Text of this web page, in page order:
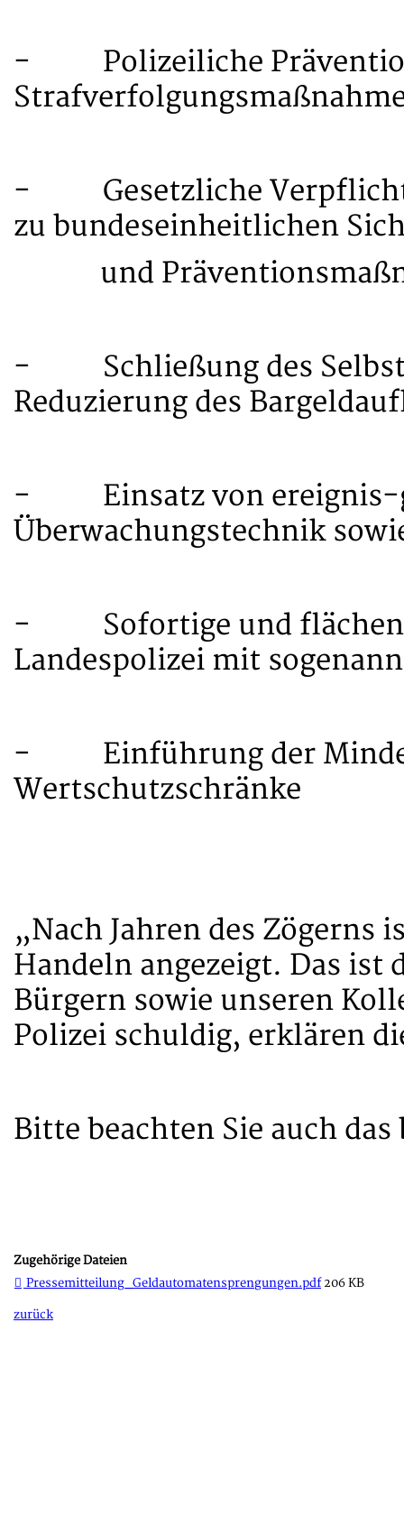
- Polizeiliche
- Gesetzliche
zu bundeseinheitlichen
und
- Schließung des
Reduzierung des
- Einsatz von ereignis-
Überwachungstechnik
- Sofortige und
Landespolizei mit
- Einführung der
Wertschutzschränke
„Nach Jahren des
Handeln angezeigt. Das ist
Bürgern sowie unseren
Polizei schuldig, erklären
Bitte beachten Sie auch
Zugehörige Dateien
Pressemitteilung_Geldautomatensprengungen.pdf206 KB
zurück